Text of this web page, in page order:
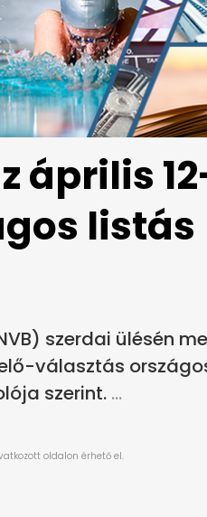
április
listás
szerdai ülésén
választás
szerint.